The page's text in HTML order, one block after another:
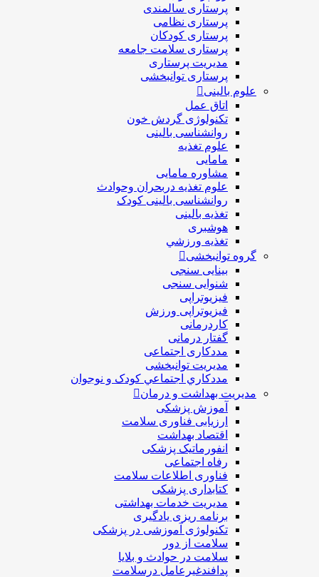
پرستاری سالمندی
پرستاری نظامی
پرستاری کودکان
پرستاری سلامت جامعه
مدیریت پرستاری
پرستاری توانبخشی
علوم بالینی
اتاق عمل
تکنولوژی گردش خون
روانشناسی بالینی
علوم تغذیه
مامایی
مشاوره مامایی
علوم تغذیه دربحران وحوادث
روانشناسی بالینی کودک
تغذیه بالینی
هوشبری
تغذيه ورزشي
گروه توانبخشی
بینایی سنجی
شنوایی سنجی
فیزیوتراپی
فیزیوتراپی ورزش
کاردرمانی
گفتار درمانی
مددکاری اجتماعی
مديريت توانبخشی
مددکاري اجتماعي کودک و نوجوان
مدیریت بهداشت و درمان
آموزش پزشکی
ارزیابی فناوری سلامت
اقتصاد بهداشت
انفورماتیک پزشکی
رفاه اجتماعی
فناوری اطلاعات سلامت
کتابداری پزشکی
مديريت خدمات بهداشتی
برنامه ریزی یادگیری
تکنولوژی آموزشی در پزشکی
سلامت از دور
سلامت در حوادث و بلایا
پدافندغیرعامل درسلامت